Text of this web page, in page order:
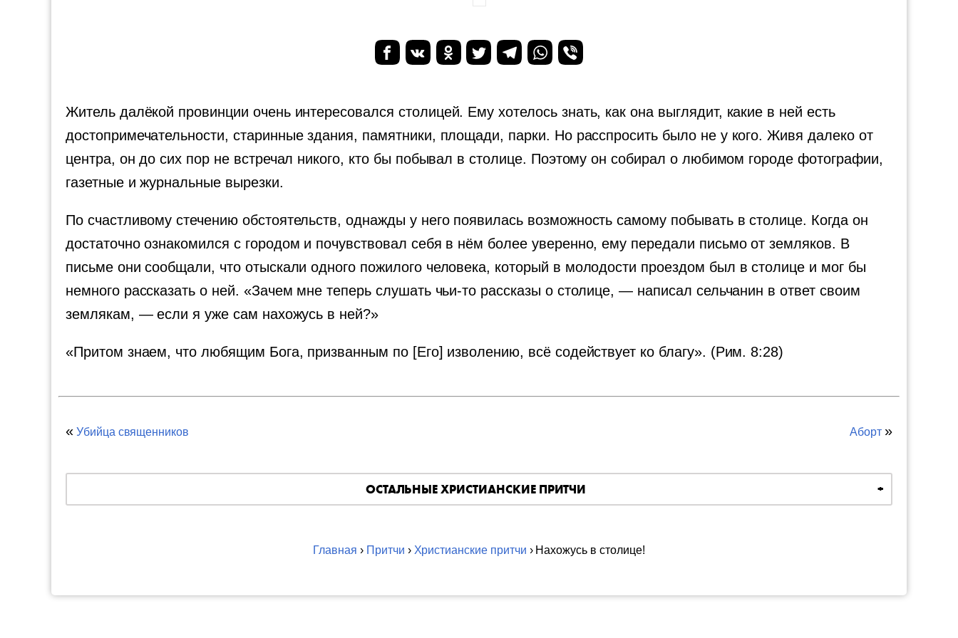
Житель далёкой провинции очень интересовался столицей. Ему хотелось знать, как она выглядит, какие в ней есть
достопримечательности, старинные здания, памятники, площади, парки. Но расспросить было не у кого. Живя далеко от
центра, он до сих пор не встречал никого, кто бы побывал в столице. Поэтому он собирал о любимом городе фотографии,
газетные и журнальные вырезки.
По счастливому стечению обстоятельств, однажды у него появилась возможность самому побывать в столице. Когда он
достаточно ознакомился с городом и почувствовал себя в нём более уверенно, ему передали письмо от земляков. В
письме они сообщали, что отыскали одного пожилого человека, который в молодости проездом был в столице и мог бы
немного рассказать о ней. «Зачем мне теперь слушать чьи-то рассказы о столице, — написал сельчанин в ответ своим
землякам, — если я уже сам нахожусь в ней?»
«Притом знаем, что любящим Бога, призванным по [Его] изволению, всё содействует ко благу». (Рим. 8:28)
« Убийца священников Аборт »
ОСТАЛЬНЫЕ ХРИСТИАНСКИЕ ПРИТЧИ
Главная › Притчи › Христианские притчи › Нахожусь в столице!